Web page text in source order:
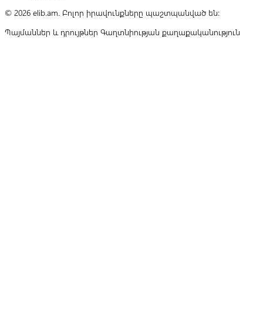
© 2026 elib.am. Բոլոր իրավունքները պաշտպանված են:
Պայմաններ և դրույթներ Գաղտնիության քաղաքականություն